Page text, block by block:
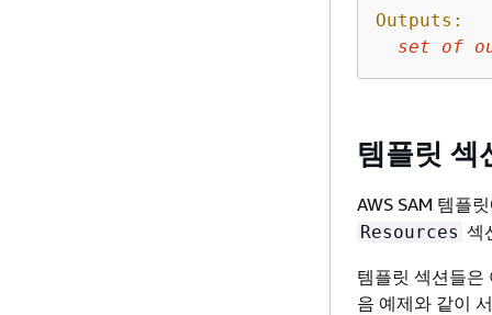
Outputs:
set
of
템플릿 섹
AWS SAM 템플
Resources 섹
템플릿 섹션들은
음 예제와 같이